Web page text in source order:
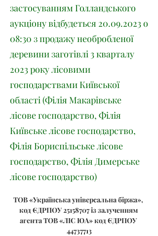
застосуванням Голландського
аукціону відбудеться 20.09.2023о
08:30 з продажу необробленої
деревини заготівлі 3 кварталу
2023 року лісовими
господарствами Київської
області (Філія Макарівське
лісове господарство, Філія
Київське лісове господарство,
Філія Бориспільське лісове
господарство, Філія Димерське
лісове господарство)
ТОВ «Українська універсальна біржа»,
код ЄДРПОУ 25158707 із залученням
агента ТОВ «ЛІС ЮА» код ЄДРПОУ
44737713